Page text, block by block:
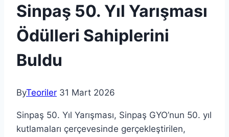
Sinpaş 50. Yıl Yarışması
Ödülleri Sahiplerini
Buldu
ByTeoriler 31 Mart 2026
Sinpaş 50. Yıl Yarışması, Sinpaş GYO’nun 50. yıl
kutlamaları çerçevesinde gerçekleştirilen,